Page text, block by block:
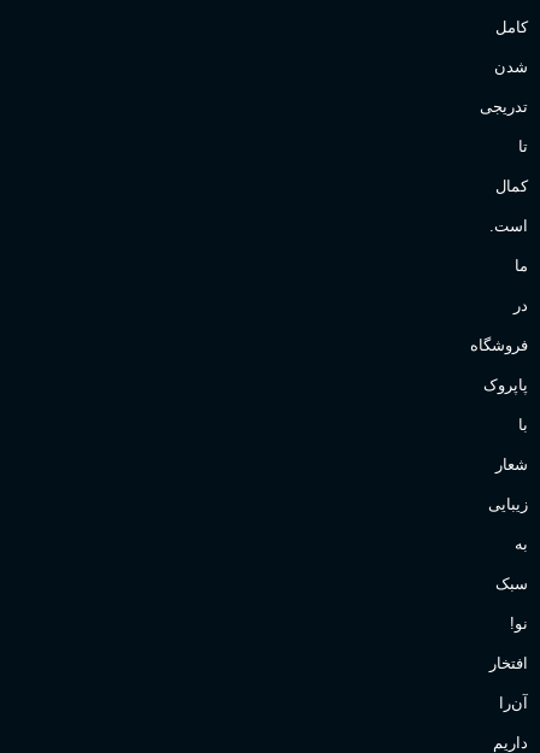
کامل
شدن
تدریجی
تا
کمال
است.
ما
در
فروشگاه
پاپروک
با
شعار
زیبایی
به
سبک
نو!
افتخار
آن‌را
داریم